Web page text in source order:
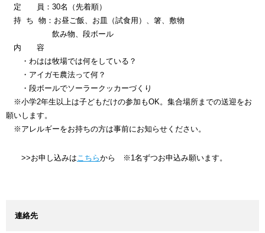
定 員：30名（先着順）
持 ち 物：お昼ご飯、お皿（試食用）、箸、敷物
飲み物、段ボール
内 容
・わはは牧場では何をしている？
・アイガモ農法って何？
・段ボールでソーラークッカーづくり
※小学2年生以上は子どもだけの参加もOK。集合場所までの送迎をお
願いします。
※アレルギーをお持ちの方は事前にお知らせください。
>>お申し込みはこちらから ※1名ずつお申込み願います。
連絡先